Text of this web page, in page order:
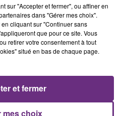
DE CHOOZ
que la centrale
sur "Accepter et fermer", ou affiner en
dans "Gérer mes choix".
cliquant sur "Continuer sans
que pour ce site. Vous
retirer votre consentement à tout
situé en bas de chaque page.
mes choix
et fermer